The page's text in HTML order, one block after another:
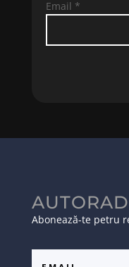
Email *
Abonează-te petru